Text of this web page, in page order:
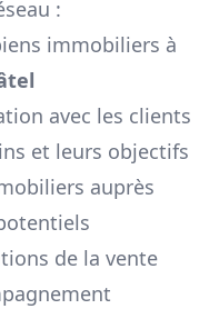
:
immobiliers à
avec les clients
et leurs objectifs
auprès
de la vente